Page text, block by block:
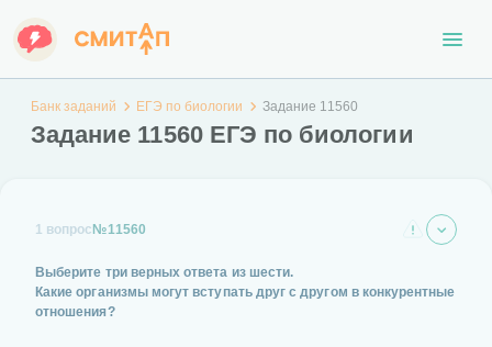
Банк заданий ЕГЭ по биологии Задание 11560
Задание 11560 ЕГЭ по биологии
1 вопрос №11560
Выберите три верных ответа из шести.
Какие организмы могут вступать друг с другом в конкурентные
отношения?